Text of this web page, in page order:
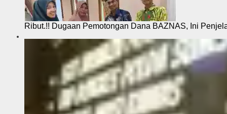
Ribut.!! Dugaan Pemotongan Dana BAZNAS, Ini